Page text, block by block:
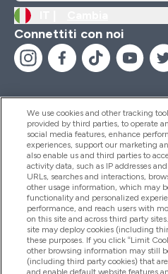
Connettiti con noi
Aiuto & Informazioni
Prodotti
Chi Siamo
Fedeltà & Premi
We use cookies and other tracking
provided by third parties, to operate
social media features, enhance
experiences, support our marketing
also enable us and third parties to
activity data, such as IP addresses
URLs, searches and interactions,
other usage information, which may
functionality and personalized
performance, and reach users with
on this site and across third party
site may deploy cookies (including
these purposes. If you click “Limit
other browsing information may still
(including third party cookies) that
and enable default website features